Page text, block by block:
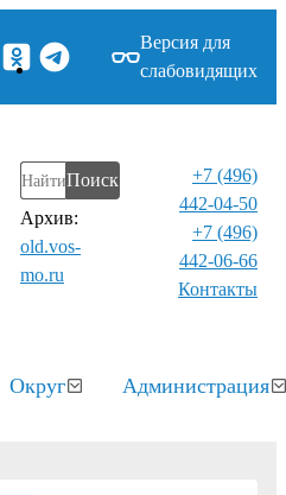
Версия для
слабовидящих
Поиск
Архив:
old.vos-
mo.ru
+7 (496)
442-04-50
+7 (496)
442-06-66
Контакты⁠
Округ Администрация